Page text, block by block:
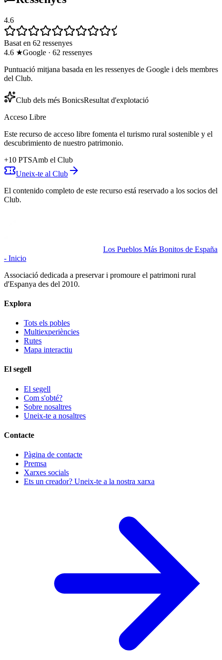
4.6
Basat en 62 ressenyes
4.6 ★Google · 62 ressenyes
Puntuació mitjana basada en les ressenyes de Google i dels membres
del Club.
Club dels més BonicsResultat d'explotació
Acceso Libre
Este recurso de acceso libre fomenta el turismo rural sostenible y el
descubrimiento de nuestro patrimonio.
+10 PTSAmb el Club
Uneix-te al Club
El contenido completo de este recurso está reservado a los socios del
Club.
Los Pueblos Más Bonitos de España
- Inicio
Associació dedicada a preservar i promoure el patrimoni rural
d'Espanya des del 2010.
Explora
Tots els pobles
Multiexperiències
Rutes
Mapa interactiu
El segell
El segell
Com s'obté?
Sobre nosaltres
Uneix-te a nosaltres
Contacte
Pàgina de contacte
Premsa
Xarxes socials
Ets un creador? Uneix-te a la nostra xarxa